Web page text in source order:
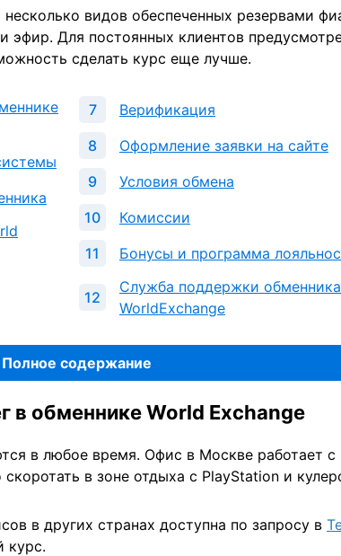
видов обеспеченных резервами
эфир. Для постоянных клиентов
сделать курс еще лучше.
Верификация
Оформление заявки на сайте
Условия обмена
Комиссии
Бонусы и программа
Служба поддержки обменника
WorldExchange
Полное содержание
в обменнике World Exchange
в любое время. Офис в Москве работает с
в зоне отдыха с PlayStation и
в других странах доступна по запросу в
курс.